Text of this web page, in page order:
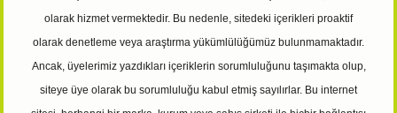
olarak hizmet vermektedir. Bu nedenle, sitedeki içerikleri proaktif
olarak denetleme veya araştırma yükümlülüğümüz bulunmamaktadır.
Ancak, üyelerimiz yazdıkları içeriklerin sorumluluğunu taşımakta olup,
siteye üye olarak bu sorumluluğu kabul etmiş sayılırlar. Bu internet